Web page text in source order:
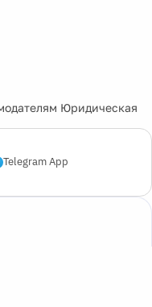
Юридическая
Telegram App